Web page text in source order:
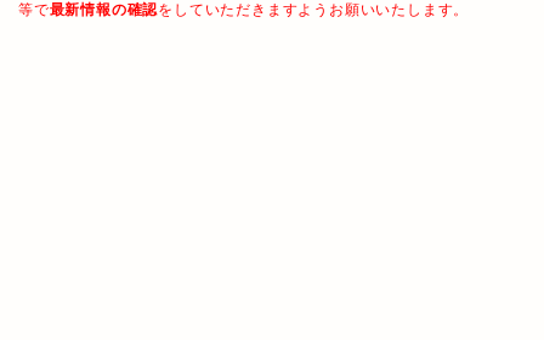
等で最新情報の確認をしていただきますようお願いいたします。